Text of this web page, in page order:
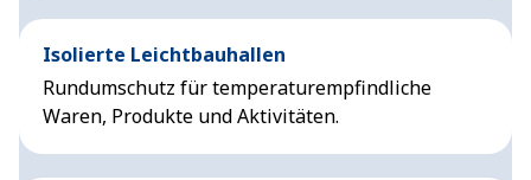
Isolierte Leichtbauhallen
Rundumschutz für temperaturempfindliche
Waren, Produkte und Aktivitäten.